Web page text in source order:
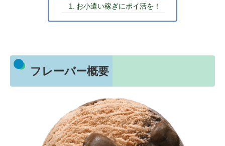
お小遣い稼ぎにポイ活を！
フレーバー概要